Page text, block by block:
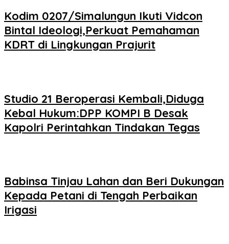
Kodim 0207/Simalungun Ikuti Vidcon
Bintal Ideologi,Perkuat Pemahaman
KDRT di Lingkungan Prajurit
Studio 21 Beroperasi Kembali,Diduga
Kebal Hukum:DPP KOMPI B Desak
Kapolri Perintahkan Tindakan Tegas
Babinsa Tinjau Lahan dan Beri Dukungan
Kepada Petani di Tengah Perbaikan
Irigasi